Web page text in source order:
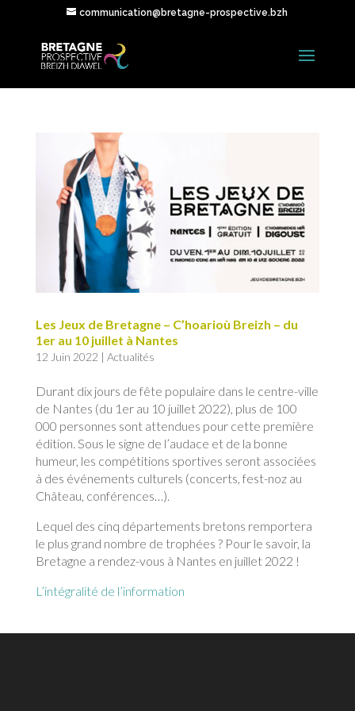
communication@bretagne-prospective.bzh
Les Jeux de Bretagne – C’hoarioù Breizh – du
1er au 10 juillet à Nantes
12 Juin 2022 | Actualités
Durant dix jours de fête populaire dans le centre-ville
de Nantes (du 1er au 10 juillet 2022), plus de 100
000 personnes sont attendues pour cette première
édition. Sous le signe de l’audace et de la bonne
humeur, les compétitions sportives seront associées
à des événements culturels (concerts, fest-noz au
Château, conférences…).
Lequel des cinq départements bretons remportera
le plus grand nombre de trophées ? Pour le savoir, la
Bretagne a rendez-vous à Nantes en juillet 2022 !
L’intégralité de l’information